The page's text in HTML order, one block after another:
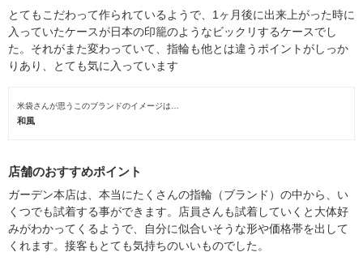
とてもこだわって作られているようで、1ヶ月後に出来上がった時に
入っていたケースが日本の印籠のようなビックリするケースでし
た。それがまた変わっていて、指輪も他とは違うポイントがしっか
りあり、とても気に入っています
米袋さんが思うこのブランドのイメージは…
和風
店舗のおすすめポイント
ガーデン本店は、本当にたくさんの指輪（ブランド）の中から、い
くつでも試着する事ができます。店員さんも試着していくと大体好
みがわかってくるようで、自分に似合いそうな形や価格帯を出して
くれます。接客もとても気持ちのいいものでした。